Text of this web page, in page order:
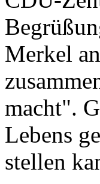
Merkel
macht".
Lebens
stellen